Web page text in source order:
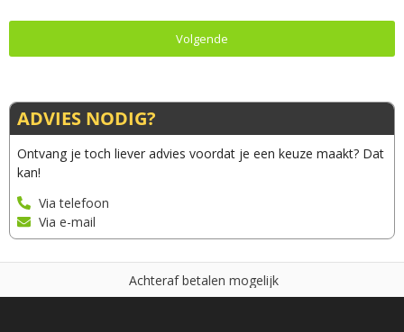
Volgende
ADVIES NODIG?
Ontvang je toch liever advies voordat je een keuze maakt? Dat
kan!
Via telefoon
Via e-mail
Achteraf betalen mogelijk